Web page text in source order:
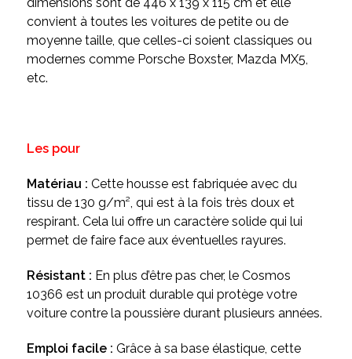
convient à toutes les voitures de petite ou de
moyenne taille, que celles-ci soient classiques ou
modernes comme Porsche Boxster, Mazda MX5,
etc.
Les pour
Matériau : Cette housse est fabriquée avec du
tissu de 130 g/m², qui est à la fois très doux et
respirant. Cela lui offre un caractère solide qui lui
permet de faire face aux éventuelles rayures.
Résistant : En plus d’être pas cher, le Cosmos
10366 est un produit durable qui protège votre
voiture contre la poussière durant plusieurs années.
Emploi facile : Grâce à sa base élastique, cette